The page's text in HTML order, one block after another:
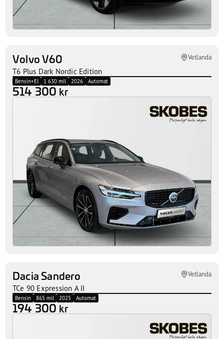
2027
Privatleasing från
3 450 kr/mån
Volvo V60
T6 Plus Dark Nordic Edition
Vetlanda
2026 Automat
514 300kr